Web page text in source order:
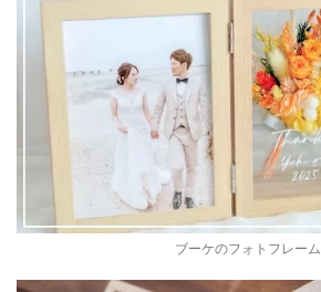
ブーケのフォトフレーム